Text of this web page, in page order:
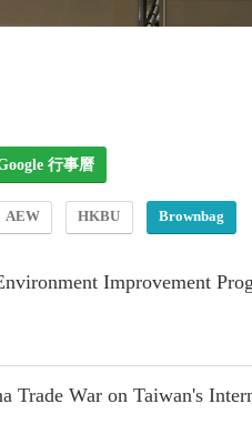
行事曆
AEW HKBU Brownbag
Improvement
Trade War on Taiwan's